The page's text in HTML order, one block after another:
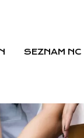
SEZNAM NC